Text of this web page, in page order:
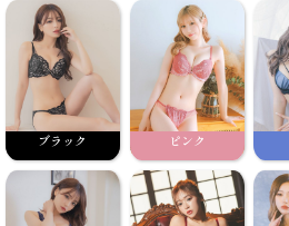
ブラック ピンク